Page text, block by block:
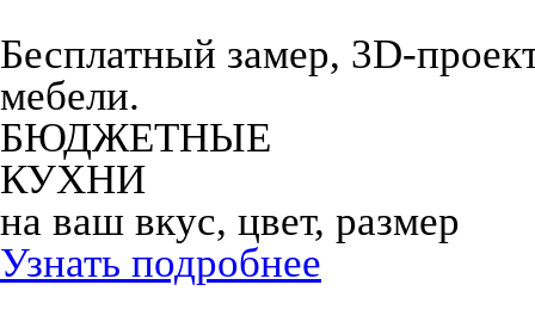
Бесплатный замер, 3D-
мебели.
БЮДЖЕТНЫЕ
КУХНИ
на ваш вкус, цвет, размер
Узнать подробнее